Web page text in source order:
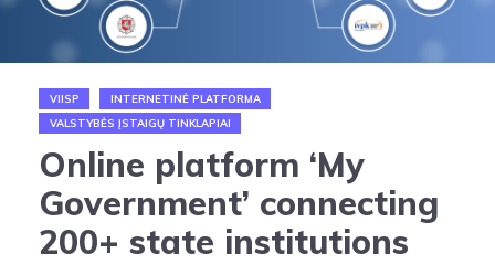
VIISP
INTERNETINĖ PLATFORMA
VALSTYBĖS ĮSTAIGŲ TINKLAPIAI
Online platform ‘My
Government’ connecting
200+ state institutions